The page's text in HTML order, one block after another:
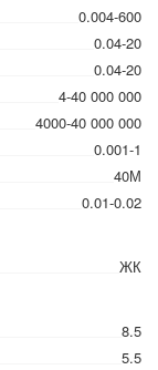
0.004-600
0.04-20
0.04-20
4-40 000 000
4000-40 000 000
0.001-1
40М
0.01-0.02
ЖК
8.5
5.5